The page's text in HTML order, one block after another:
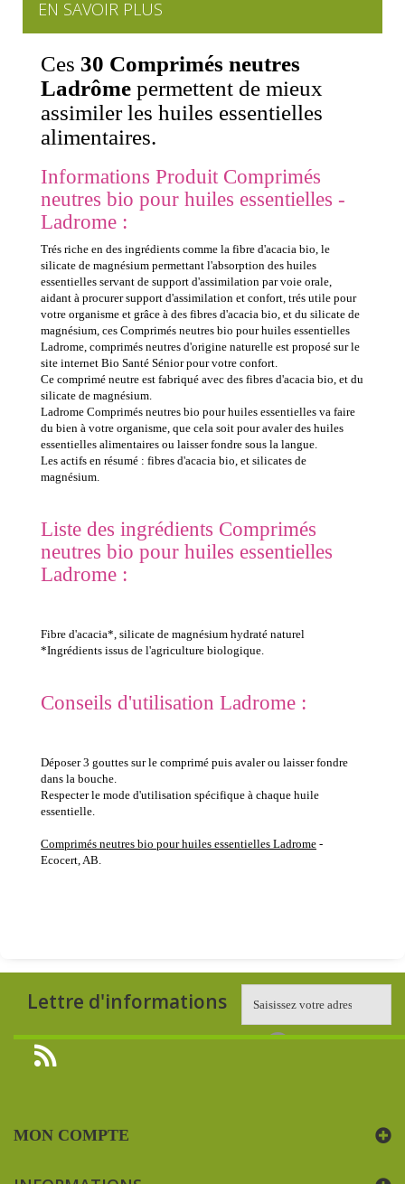
EN SAVOIR PLUS
Ces 30 Comprimés neutres
Ladrôme permettent de mieux
assimiler les huiles essentielles
alimentaires.
Informations Produit Comprimés
neutres bio pour huiles essentielles -
Ladrome :
Trés riche en des ingrédients comme la fibre d'acacia bio, le
silicate de magnésium permettant l'absorption des huiles
essentielles servant de support d'assimilation par voie orale,
aidant à procurer support d'assimilation et confort, trés utile pour
votre organisme et grâce à des fibres d'acacia bio, et du silicate de
magnésium, ces Comprimés neutres bio pour huiles essentielles
Ladrome, comprimés neutres d'origine naturelle est proposé sur le
site internet Bio Santé Sénior pour votre confort.
Ce comprimé neutre est fabriqué avec des fibres d'acacia bio, et du
silicate de magnésium.
Ladrome Comprimés neutres bio pour huiles essentielles va faire
du bien à votre organisme, que cela soit pour avaler des huiles
essentielles alimentaires ou laisser fondre sous la langue.
Les actifs en résumé : fibres d'acacia bio, et silicates de
magnésium.
Liste des ingrédients Comprimés
neutres bio pour huiles essentielles
Ladrome :
Fibre d'acacia*, silicate de magnésium hydraté naturel
*Ingrédients issus de l'agriculture biologique.
Conseils d'utilisation Ladrome :
Déposer 3 gouttes sur le comprimé puis avaler ou laisser fondre
dans la bouche.
Respecter le mode d'utilisation spécifique à chaque huile
essentielle.
Comprimés neutres bio pour huiles essentielles Ladrome -
Ecocert, AB.
Lettre d'informations
MON COMPTE